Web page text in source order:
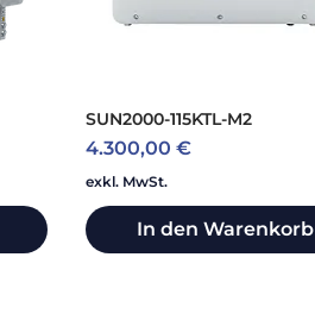
SUN2000-115KTL-M2
Preis
4.300,00 €
exkl. MwSt.
In den Warenkorb